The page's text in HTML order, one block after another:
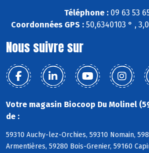
Téléphone :09 63 53
Coordonnées GPS : 50,6340103 ° ,
Nous suivre sur
Votre magasin Biocoop Du Molinel
de :
59310 Auchy-lez-Orchies, 59310 Nomain,
Armentières, 59280 Bois-Grenier, 59160